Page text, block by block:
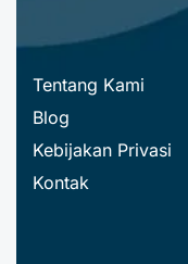
Tentang Kami
Blog
Kebijakan Privasi
Kontak